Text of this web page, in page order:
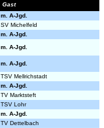
Gast
m. A-Jgd.
SV Michelfeld
m. A-Jgd.
m. A-Jgd.
m. A-Jgd.
TSV Mellrichstadt
m. A-Jgd.
TV Marktsteft
TSV Lohr
m. A-Jgd.
TV Dettelbach